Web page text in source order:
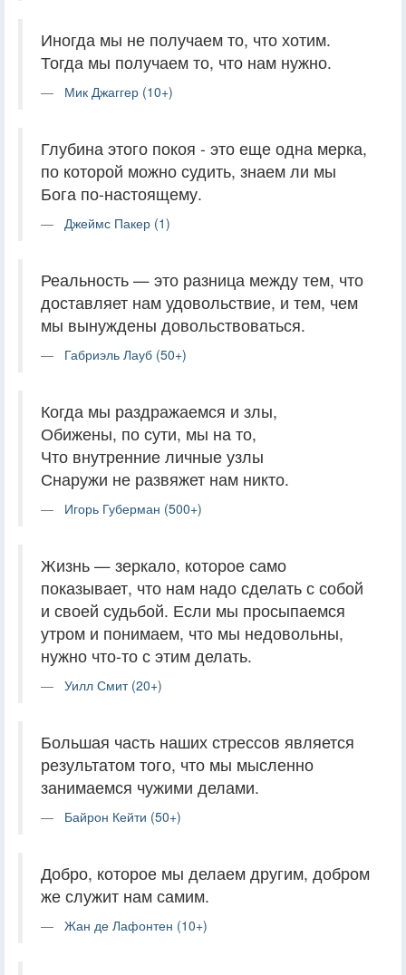
Иногда мы не получаем то, что хотим.
Тогда мы получаем то, что нам нужно.
Мик Джаггер (10+)
Глубина этого покоя - это еще одна мерка,
по которой можно судить, знаем ли мы
Бога по-настоящему.
Джеймс Пакер (1)
Реальность — это разница между тем, что
доставляет нам удовольствие, и тем, чем
мы вынуждены довольствоваться.
Габриэль Лауб (50+)
Когда мы раздражаемся и злы,
Обижены, по сути, мы на то,
Что внутренние личные узлы
Снаружи не развяжет нам никто.
Игорь Губерман (500+)
Жизнь — зеркало, которое само
показывает, что нам надо сделать с собой
и своей судьбой. Если мы просыпаемся
утром и понимаем, что мы недовольны,
нужно что-то с этим делать.
Уилл Смит (20+)
Большая часть наших стрессов является
результатом того, что мы мысленно
занимаемся чужими делами.
Байрон Кейти (50+)
Добро, которое мы делаем другим, добром
же служит нам самим.
Жан де Лафонтен (10+)